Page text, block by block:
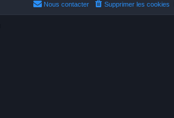
Supprimer les cookies
Nous contacter